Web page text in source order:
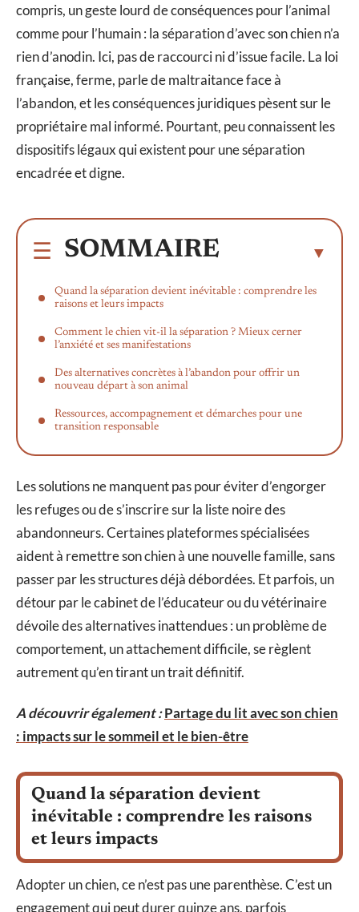
compris, un geste lourd de conséquences pour l’animal
comme pour l’humain : la séparation d’avec son chien n’a
rien d’anodin. Ici, pas de raccourci ni d’issue facile. La loi
française, ferme, parle de maltraitance face à
l’abandon, et les conséquences juridiques pèsent sur le
propriétaire mal informé. Pourtant, peu connaissent les
dispositifs légaux qui existent pour une séparation
encadrée et digne.
SOMMAIRE
Quand la séparation devient inévitable : comprendre les
raisons et leurs impacts
Comment le chien vit-il la séparation ? Mieux cerner
l’anxiété et ses manifestations
Des alternatives concrètes à l’abandon pour offrir un
nouveau départ à son animal
Ressources, accompagnement et démarches pour une
transition responsable
Les solutions ne manquent pas pour éviter d’engorger
les refuges ou de s’inscrire sur la liste noire des
abandonneurs. Certaines plateformes spécialisées
aident à remettre son chien à une nouvelle famille, sans
passer par les structures déjà débordées. Et parfois, un
détour par le cabinet de l’éducateur ou du vétérinaire
dévoile des alternatives inattendues : un problème de
comportement, un attachement difficile, se règlent
autrement qu’en tirant un trait définitif.
A découvrir également :Partage du lit avec son chien
: impacts sur le sommeil et le bien-être
Quand la séparation devient
inévitable : comprendre les raisons
et leurs impacts
Adopter un chien, ce n’est pas une parenthèse. C’est un
engagement qui peut durer quinze ans, parfois